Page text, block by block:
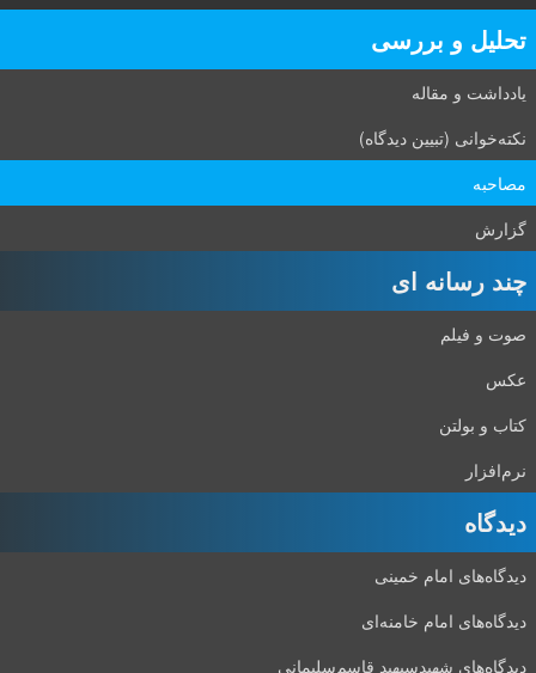
تحلیل و بررسی
یادداشت و مقاله
نکته‌خوانی (تبیین دیدگاه)
مصاحبه
گزارش
چند رسانه ای
صوت و فیلم
عکس
کتاب و بولتن
نرم‌افزار
دیدگاه‌
دیدگاه‌های امام خمینی
دیدگاه‌های امام خامنه‌ای
دیدگاه‌های شهید‌سپهبد قاسم‌سلیمانی